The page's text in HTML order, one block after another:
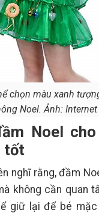
chọn màu xanh
Noel. Ảnh: Internet
Noel
tốt
nghĩ rằng, đầm
không cần quan
giữ lại để bé